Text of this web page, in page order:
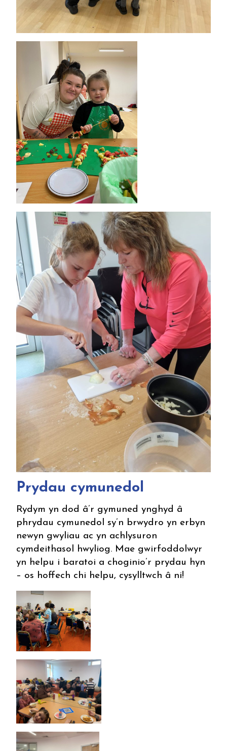
Prydau cymunedol
Rydym yn dod â’r gymuned ynghyd â
phrydau cymunedol sy’n brwydro yn erbyn
newyn gwyliau ac yn achlysuron
cymdeithasol hwyliog. Mae gwirfoddolwyr
yn helpu i baratoi a choginio’r prydau hyn
– os hoffech chi helpu, cysylltwch â ni!